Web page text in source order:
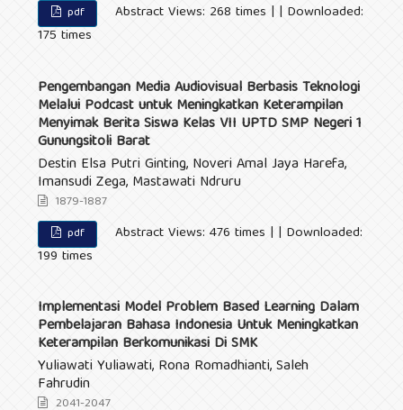
pdf
Abstract Views: 268 times | | Downloaded:
175 times
Pengembangan Media Audiovisual Berbasis Teknologi
Melalui Podcast untuk Meningkatkan Keterampilan
Menyimak Berita Siswa Kelas VII UPTD SMP Negeri 1
Gunungsitoli Barat
Destin Elsa Putri Ginting, Noveri Amal Jaya Harefa,
Imansudi Zega, Mastawati Ndruru
1879-1887
pdf
Abstract Views: 476 times | | Downloaded:
199 times
Implementasi Model Problem Based Learning Dalam
Pembelajaran Bahasa Indonesia Untuk Meningkatkan
Keterampilan Berkomunikasi Di SMK
Yuliawati Yuliawati, Rona Romadhianti, Saleh
Fahrudin
2041-2047